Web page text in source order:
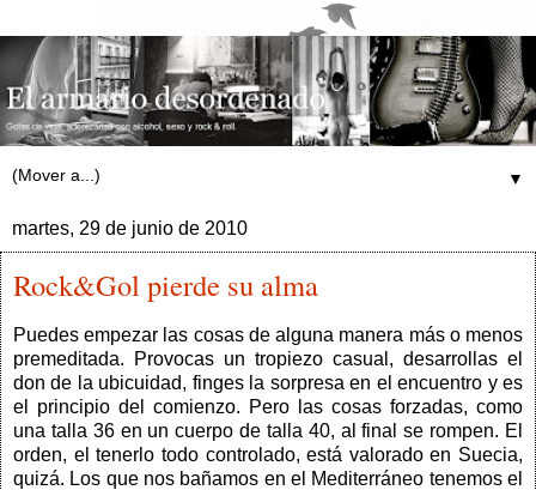
▼
martes, 29 de junio de 2010
Rock&Gol pierde su alma
Puedes empezar las cosas de alguna manera más o menos
premeditada. Provocas un tropiezo casual, desarrollas el
don de la ubicuidad, finges la sorpresa en el encuentro y es
el principio del comienzo. Pero las cosas forzadas, como
una talla 36 en un cuerpo de talla 40, al final se rompen. El
orden, el tenerlo todo controlado, está valorado en Suecia,
quizá. Los que nos bañamos en el Mediterráneo tenemos el